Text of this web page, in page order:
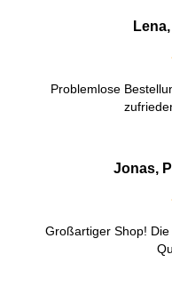
Problemlose
Jonas,
Großartiger Shop!